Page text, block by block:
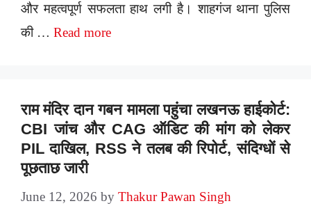
और महत्वपूर्ण सफलता हाथ लगी है। शाहगंज थाना पुलिस
की … Read more
राम मंदिर दान गबन मामला पहुंचा लखनऊ हाईकोर्ट:
CBI जांच और CAG ऑडिट की मांग को लेकर
PIL दाखिल, RSS ने तलब की रिपोर्ट, संदिग्धों से
पूछताछ जारी
June 12, 2026 by Thakur Pawan Singh